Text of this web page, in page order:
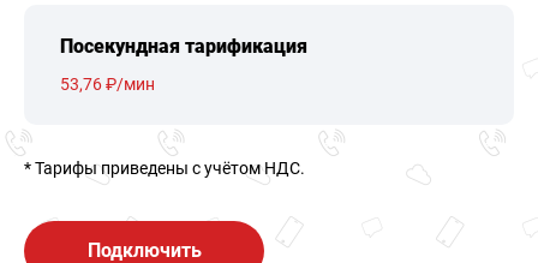
Посекундная тарификация
53,76 ₽/мин
* Тарифы приведены c учётом НДС.
Подключить